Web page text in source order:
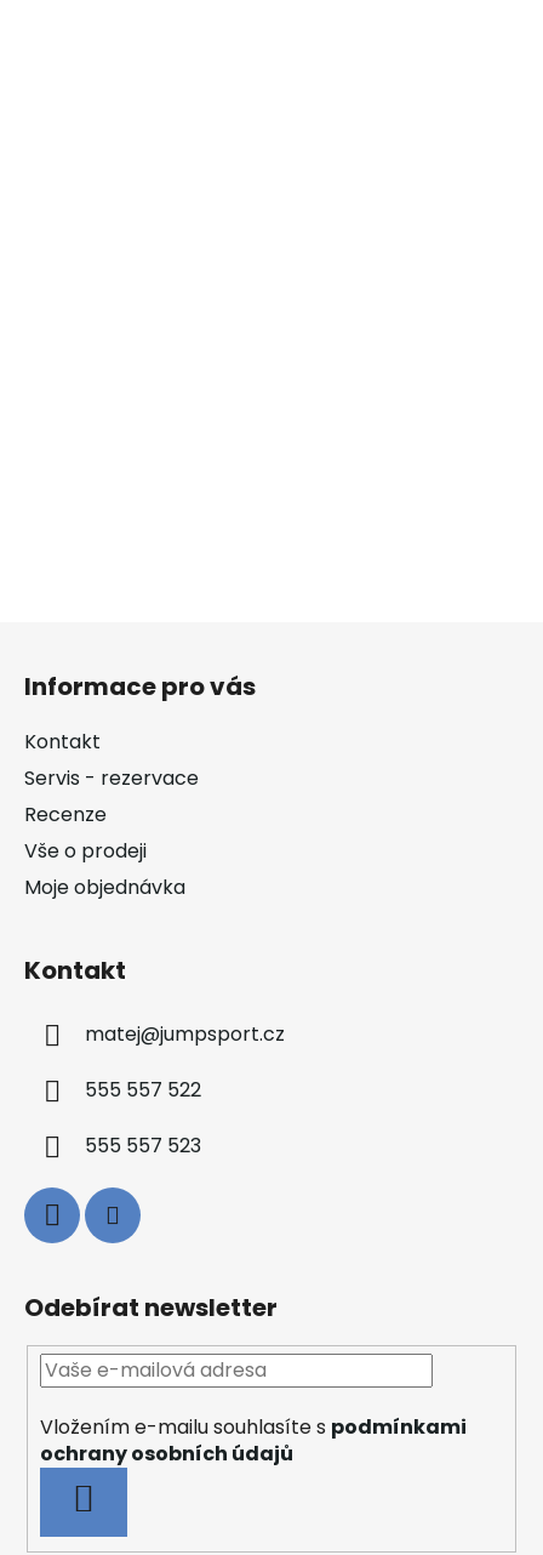
Informace pro vás
Kontakt
Servis - rezervace
Recenze
Vše o prodeji
Moje objednávka
Kontakt
matej@jumpsport.cz
555 557 522
555 557 523
Odebírat newsletter
Vložením e-mailu souhlasíte s podmínkami
ochrany osobních údajů
SE